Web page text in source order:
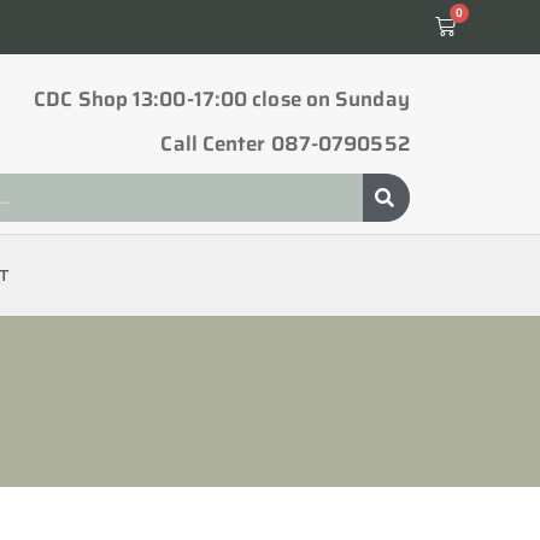
0
CDC Shop 13:00-17:00 close on Sunday
Call Center 087-0790552